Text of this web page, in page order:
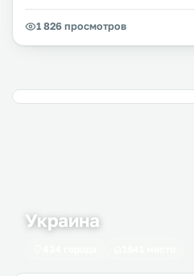
1 826 просмотров
Украина